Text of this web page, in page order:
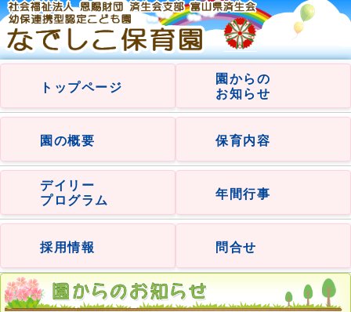
トップページ
園からの
お知らせ
園の概要 保育内容
デイリー
プログラム
年間行事
採用情報 問合せ